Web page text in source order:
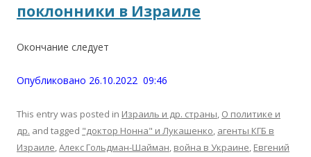
поклонники в Израиле
Окончание следует
Опубликовано 26.10.2022 09:46
This entry was posted in Израиль и др. страны, О политике и
др. and tagged "доктор Нонна" и Лукашенко, агенты КГБ в
Израиле,Алекс Гольдман-Шайман, война в Украине, Евгений